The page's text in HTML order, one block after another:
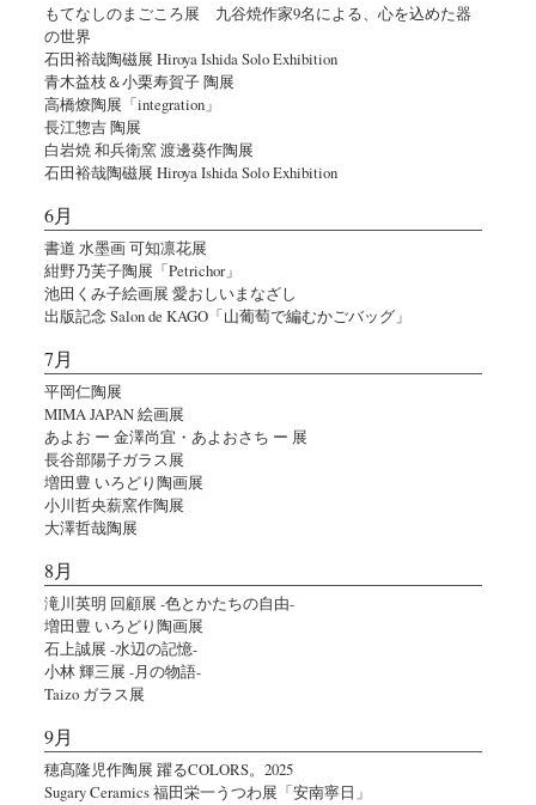
もてなしのまごころ展 九谷焼作家9名による、心を込めた器
の世界
石田裕哉陶磁展 Hiroya Ishida Solo Exhibition
青木益枝＆小栗寿賀子 陶展
高橋燎陶展「integration」
長江惣吉 陶展
白岩焼 和兵衛窯 渡邊葵作陶展
石田裕哉陶磁展 Hiroya Ishida Solo Exhibition
6月
書道 水墨画 可知凛花展
紺野乃芙子陶展「Petrichor」
池田くみ子絵画展 愛おしいまなざし
出版記念 Salon de KAGO「山葡萄で編むかごバッグ」
7月
平岡仁陶展
MIMA JAPAN 絵画展
あよお ー 金澤尚宜・あよおさち ー 展
長谷部陽子ガラス展
増田豊 いろどり陶画展
小川哲央薪窯作陶展
大澤哲哉陶展
8月
滝川英明 回顧展 -色とかたちの自由-
増田豊 いろどり陶画展
石上誠展 -水辺の記憶-
小林 輝三展 -月の物語-
Taizo ガラス展
9月
穂髙隆児作陶展 躍るCOLORS。2025
Sugary Ceramics 福田栄一うつわ展「安南寧日」